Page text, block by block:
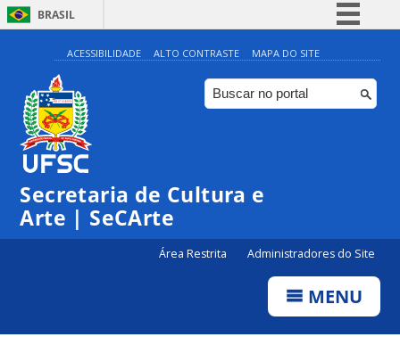
BRASIL
Simplifique!
Comunica BR
Participe
ACESSIBILIDADE ALTO CONTRASTE MAPA DO SITE
Secretaria de Cultura e
Arte | SeCArte
Área Restrita Administradores do Site
MENU
0:00
1:00